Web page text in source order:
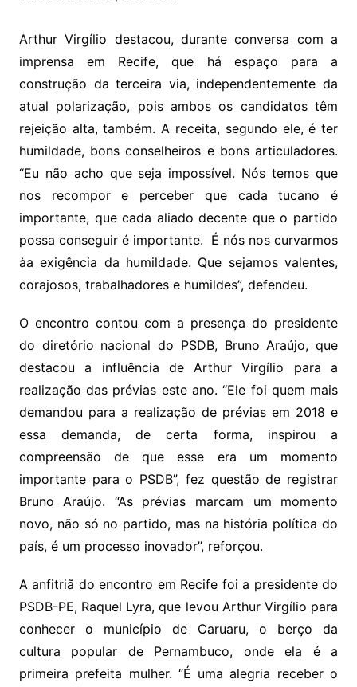
Arthur Virgílio destacou, durante conversa com a
imprensa em Recife, que há espaço para a
construção da terceira via, independentemente da
atual polarização, pois ambos os candidatos têm
rejeição alta, também. A receita, segundo ele, é ter
humildade, bons conselheiros e bons articuladores.
“Eu não acho que seja impossível. Nós temos que
nos recompor e perceber que cada tucano é
importante, que cada aliado decente que o partido
possa conseguir é importante. É nós nos curvarmos
àa exigência da humildade. Que sejamos valentes,
corajosos, trabalhadores e humildes”, defendeu.
O encontro contou com a presença do presidente
do diretório nacional do PSDB, Bruno Araújo, que
destacou a influência de Arthur Virgílio para a
realização das prévias este ano. “Ele foi quem mais
demandou para a realização de prévias em 2018 e
essa demanda, de certa forma, inspirou a
compreensão de que esse era um momento
importante para o PSDB”, fez questão de registrar
Bruno Araújo. “As prévias marcam um momento
novo, não só no partido, mas na história política do
país, é um processo inovador”, reforçou.
A anfitriã do encontro em Recife foi a presidente do
PSDB-PE, Raquel Lyra, que levou Arthur Virgílio para
conhecer o município de Caruaru, o berço da
cultura popular de Pernambuco, onde ela é a
primeira prefeita mulher. “É uma alegria receber o